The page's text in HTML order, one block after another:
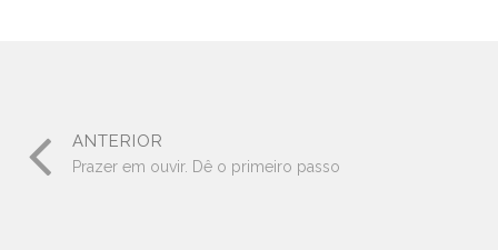
ANTERIOR
Prazer em ouvir. Dê o primeiro passo